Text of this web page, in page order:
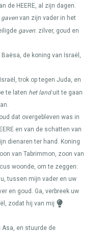
de HEERE, al zijn dagen.
gaven van zijn vader in het
gaven: zilver, goud en
de koning van Israël,
trok op tegen Juda, en
te laten het landuit te gaan
dat overgebleven was in
en van de schatten van
dienaren ter hand. Koning
van Tabrimmon, zoon van
woonde, om te zeggen:
tussen mijn vader en uw
en goud. Ga, verbreek uw
zodat hij van mij
Asa, en stuurde de